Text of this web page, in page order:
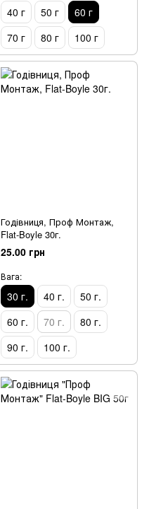
40 г 50 г
60 г
70 г
80 г 100 г
Годівниця, Проф Монтаж,
Flat-Boyle 30г.
25.00 грн
Вага:
30 г. 40 г.
50 г.
60 г.
70 г.
80 г.
90 г.
100 г.